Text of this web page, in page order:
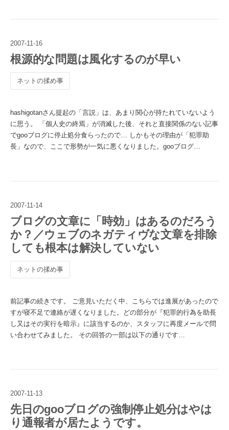
2007-11-16
根源的な問題は風化するのが早い
ネットの揉め事
hashigotanさん提起の「言説」は、あまり関心が持たれていないよう
に思う。 「個人史の終焉」が消滅した後、それと直接関係のない記事
でgooブログに停止処分食らったので… しかもその理由が「犯罪助
長」なので、ここで形勢が一気に悪くなりました。gooブログ…
2007-11-14
ブログの文章に「時効」はあるのだろう
か？／ウェブのネガティヴな文章を排除
しても根本は解決していない
ネットの揉め事
前記事の続きです。 ご意見いただく中、こちらでは進展があったので
すが寝不足で連絡が遅くなりました。どの部分が『犯罪的行為を助長
し又はその実行を暗示』に該当するのか、スタッフに再度メールで問
い合わせてみました。 その回答の一部は以下の通りです…
2007-11-13
先日のgooブログの強制停止処分はやは
り通報者が居たようです。